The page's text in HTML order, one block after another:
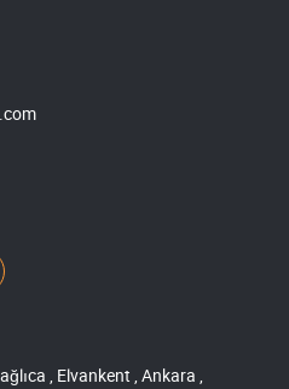
, Elvankent , Ankara ,